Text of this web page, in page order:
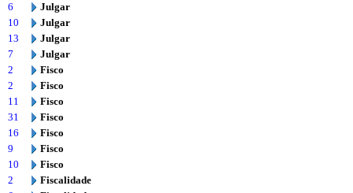
6
Julgar
10
Julgar
13
Julgar
7
Julgar
2
Fisco
2
Fisco
11
Fisco
31
Fisco
16
Fisco
9
Fisco
10
Fisco
2
Fiscalidade